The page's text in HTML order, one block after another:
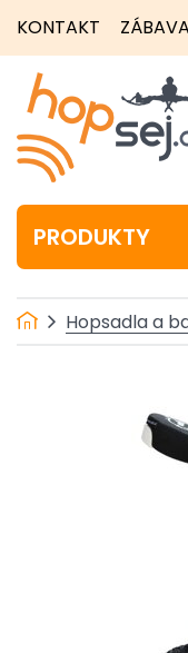
KONTAKT
PRODUKTY
Hopsadla a